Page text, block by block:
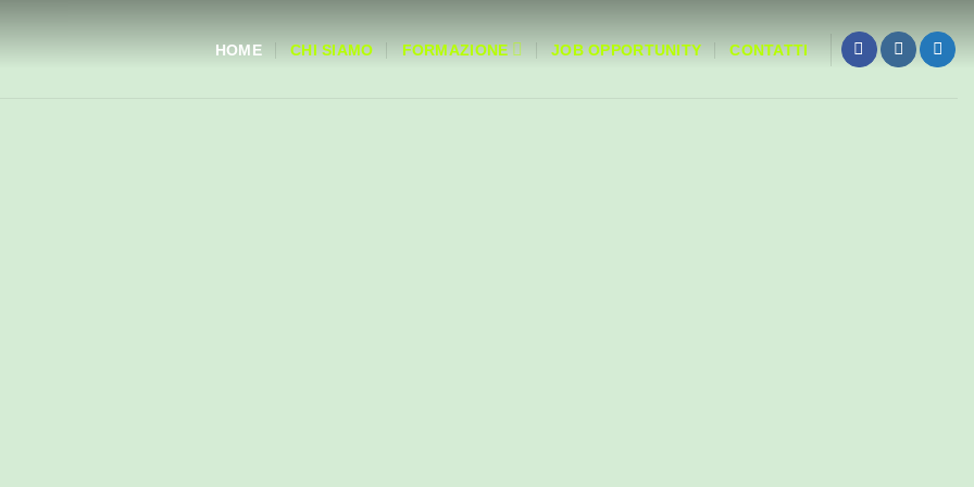
HOME CHI SIAMO FORMAZIONE JOB OPPORTUNITY CONTATTI